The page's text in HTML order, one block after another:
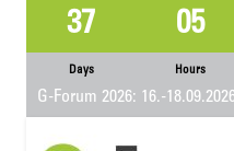
37
Days
05
Hours
G-Forum 2026: 16.-